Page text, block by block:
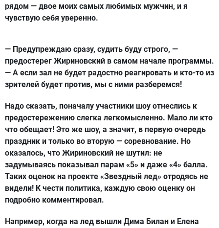
рядом — двое моих самых любимых мужчин, и я
чувствую себя уверенно.
— Предупреждаю сразу, судить буду строго, —
предостерег Жириновский в самом начале программы.
— А если зал не будет радостно реагировать и кто-то из
зрителей будет против, мы с ними разберемся!
Надо сказать, поначалу участники шоу отнеслись к
предостережению слегка легкомысленно. Мало ли кто
что обещает! Это же шоу, а значит, в первую очередь
праздник и только во вторую — соревнование. Но
оказалось, что Жириновский не шутил: не
задумываясь показывал парам «5» и даже «4» балла.
Таких оценок на проекте «Звездный лед» отродясь не
видели! К чести политика, каждую свою оценку он
подробно комментировал.
Например, когда на лед вышли Дима Билан и Елена